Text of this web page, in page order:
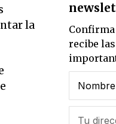
la
recibe